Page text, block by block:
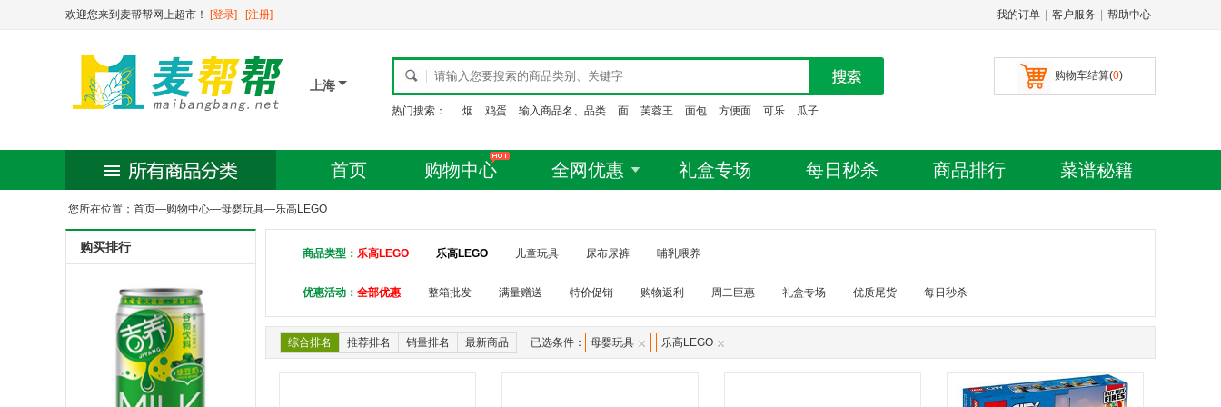
我的订单 客户服务 帮助中心
欢迎您来到麦帮帮网上超市！ [登录] [注册]
上海
热门搜索： 烟 鸡蛋 输入商品名、品类 面 芙蓉王 面包 方便面 可乐 瓜子
购物车结算(0)
首页 购物中心 全网优惠 礼盒专场 每日秒杀 商品排行 菜谱秘籍
您所在位置： 首页—购物中心—母婴玩具—乐高LEGO
购买排行 商品类型： 乐高LEGO 乐高LEGO 儿童玩具 尿布尿裤 哺乳喂养
优惠活动： 全部优惠 整箱批发 满量赠送 特价促销 购物返利 周二巨惠 礼盒专场 优质尾货 每日秒杀
综合排名 推荐排名 销量排名 最新商品 已选条件： 母婴玩具 乐高LEGO